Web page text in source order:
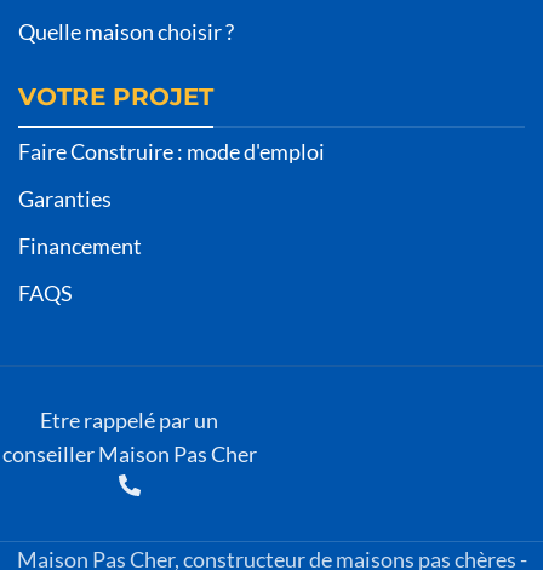
Quelle maison choisir ?
VOTRE PROJET
Faire Construire : mode d'emploi
Garanties
Financement
FAQS
Etre rappelé par un
conseiller Maison Pas Cher
Maison Pas Cher, constructeur de maisons pas chères -